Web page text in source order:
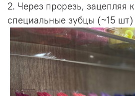
2. Через прорезь, зацепляя
специальные зубцы (~15 шт)